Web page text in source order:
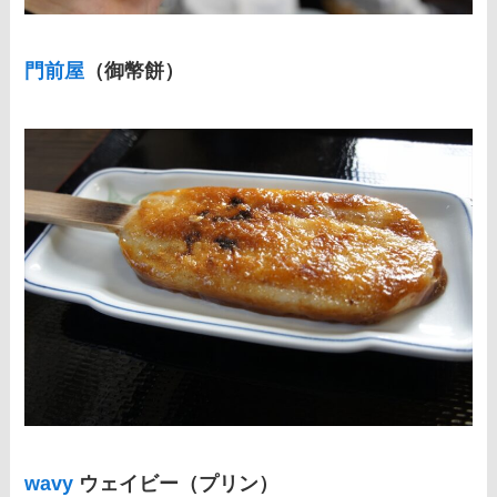
門前屋 （御幣餅）
wavy ウェイビー（プリン）